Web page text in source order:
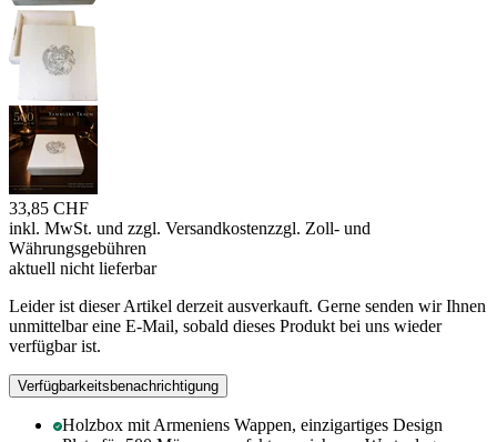
33,85 CHF
inkl. MwSt. und zzgl. Versandkostenzzgl. Zoll- und
Währungsgebühren
aktuell nicht lieferbar
Leider ist dieser Artikel derzeit ausverkauft. Gerne senden wir Ihnen
unmittelbar eine E-Mail, sobald dieses Produkt bei uns wieder
verfügbar ist.
Verfügbarkeitsbenachrichtigung
Holzbox mit Armeniens Wappen, einzigartiges Design